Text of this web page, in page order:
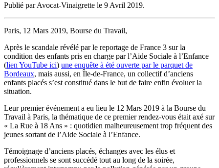
Publié par Avocat-Vinaigrette le 9 Avril 2019.
Paris, 12 Mars 2019, Bourse du Travail,
Après le scandale révélé par le reportage de France 3 sur la
condition des enfants pris en charge par l’Aide Sociale à l’Enfance
(lien YouTube ici) une enquête à été ouverte par le parquet de
Bordeaux, mais aussi, en Île-de-France, un collectif d’anciens
enfants placés s’est constitué dans le but de faire enfin évoluer la
situation.
Leur premier événement a eu lieu le 12 Mars 2019 à la Bourse du
Travail à Paris, la thématique de ce premier rendez-vous était axé sur
« La Rue à 18 Ans » : quotidien malheureusement trop fréquent des
jeunes sortant de l’Aide Sociale à l’Enfance.
Témoignage d’anciens placés, échanges avec les élus et
professionnels se sont succédé tout au long de la soirée,